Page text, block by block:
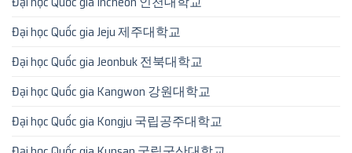
Đại học Quốc gia Jeju 제주대학교
Đại học Quốc gia Jeonbuk 전북대학교
Đại học Quốc gia Kangwon 강원대학교
Đại học Quốc gia Kongju 국립공주대학교